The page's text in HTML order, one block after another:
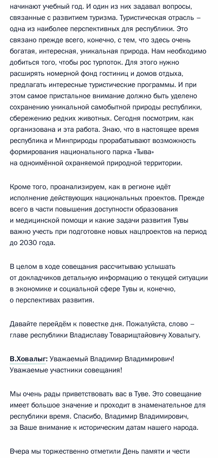
начинают учебный год. И один из них задавал вопросы,
связанные с развитием туризма. Туристическая отрасль –
одна из наиболее перспективных для республики. Это
связано прежде всего, конечно, с тем, что здесь очень
богатая, интересная, уникальная природа. Нам необходимо
добиться того, чтобы рос турпоток. Для этого нужно
расширять номерной фонд гостиниц и домов отдыха,
предлагать интересные туристические программы. И при
этом самое пристальное внимание должно быть уделено
сохранению уникальной самобытной природы республики,
сбережению редких животных. Сегодня посмотрим, как
организована и эта работа. Знаю, что в настоящее время
республика и Минприроды прорабатывают возможность
формирования национального парка «Тыва»
на одноимённой охраняемой природной территории.
Кроме того, проанализируем, как в регионе идёт
исполнение действующих национальных проектов. Прежде
всего в части повышения доступности образования
и медицинской помощи и какие задачи развития Тувы
важно учесть при подготовке новых нацпроектов на период
до 2030 года.
В целом в ходе совещания рассчитываю услышать
от докладчиков детальную информацию о текущей ситуации
в экономике и социальной сфере Тувы и, конечно,
о перспективах развития.
Давайте перейдём к повестке дня. Пожалуйста, слово –
главе республики Владиславу Товарищтайовичу Ховалыгу.
В.Ховалыг: Уважаемый Владимир Владимирович!
Уважаемые участники совещания!
Мы очень рады приветствовать вас в Туве. Это совещание
имеет большое значение и проходит в знаменательное для
республики время. Спасибо, Владимир Владимирович,
за Ваше внимание к историческим датам нашего народа.
Вчера мы торжественно отметили День памяти и чести